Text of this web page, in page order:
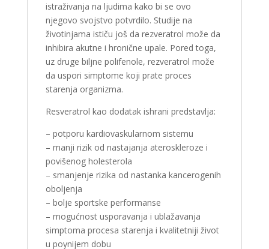
istraživanja na ljudima kako bi se ovo
njegovo svojstvo potvrdilo. Studije na
životinjama ističu još da rezveratrol može da
inhibira akutne i hronične upale. Pored toga,
uz druge biljne polifenole, rezveratrol može
da uspori simptome koji prate proces
starenja organizma.
Resveratrol kao dodatak ishrani predstavlja:
– potporu kardiovaskularnom sistemu
– manji rizik od nastajanja ateroskleroze i
povišenog holesterola
– smanjenje rizika od nastanka kancerogenih
oboljenja
– bolje sportske performanse
– mogućnost usporavanja i ublažavanja
simptoma procesa starenja i kvalitetniji život
u poynijem dobu